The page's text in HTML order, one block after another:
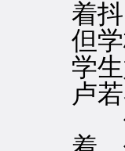
着
但
学
卢
他